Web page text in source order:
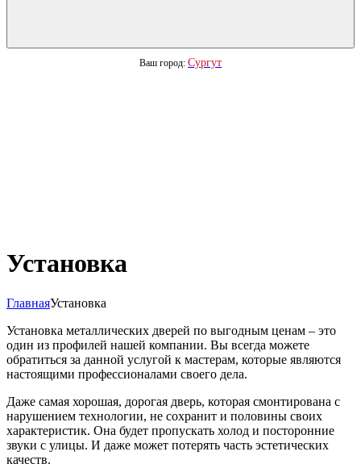
Ваш город: Сургут
Установка
ГлавнаяУстановка
Установка металлических дверей по выгодным ценам – это
один из профилей нашей компании. Вы всегда можете
обратиться за данной услугой к мастерам, которые являются
настоящими профессионалами своего дела.
Даже самая хорошая, дорогая дверь, которая смонтирована с
нарушением технологии, не сохранит и половины своих
характеристик. Она будет пропускать холод и посторонние
звуки с улицы. И даже может потерять часть эстетических
качеств.